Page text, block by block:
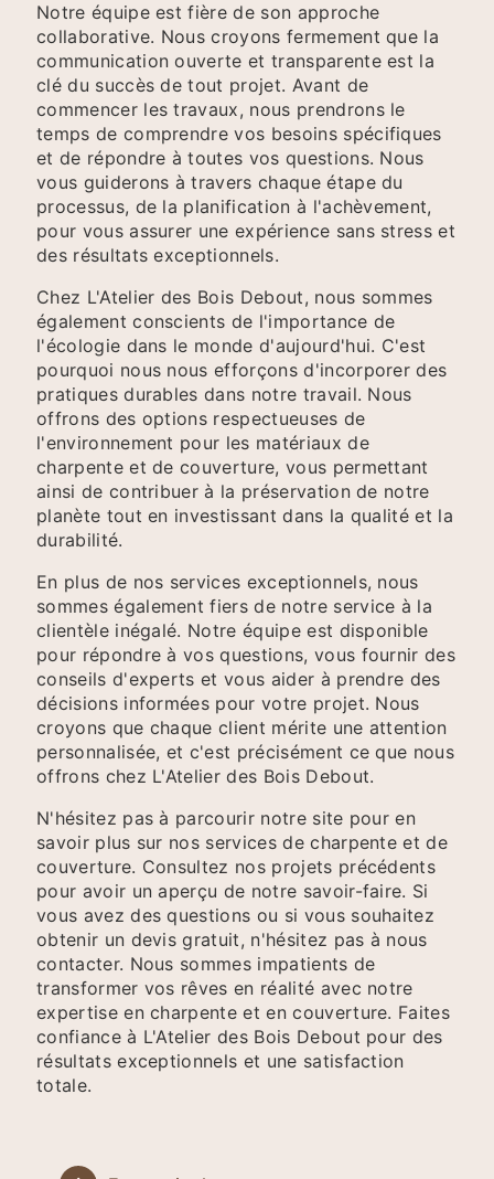
Notre équipe est fière de son approche
collaborative. Nous croyons fermement que la
communication ouverte et transparente est la
clé du succès de tout projet. Avant de
commencer les travaux, nous prendrons le
temps de comprendre vos besoins spécifiques
et de répondre à toutes vos questions. Nous
vous guiderons à travers chaque étape du
processus, de la planification à l'achèvement,
pour vous assurer une expérience sans stress et
des résultats exceptionnels.
Chez L'Atelier des Bois Debout, nous sommes
également conscients de l'importance de
l'écologie dans le monde d'aujourd'hui. C'est
pourquoi nous nous efforçons d'incorporer des
pratiques durables dans notre travail. Nous
offrons des options respectueuses de
l'environnement pour les matériaux de
charpente et de couverture, vous permettant
ainsi de contribuer à la préservation de notre
planète tout en investissant dans la qualité et la
durabilité.
En plus de nos services exceptionnels, nous
sommes également fiers de notre service à la
clientèle inégalé. Notre équipe est disponible
pour répondre à vos questions, vous fournir des
conseils d'experts et vous aider à prendre des
décisions informées pour votre projet. Nous
croyons que chaque client mérite une attention
personnalisée, et c'est précisément ce que nous
offrons chez L'Atelier des Bois Debout.
N'hésitez pas à parcourir notre site pour en
savoir plus sur nos services de charpente et de
couverture. Consultez nos projets précédents
pour avoir un aperçu de notre savoir-faire. Si
vous avez des questions ou si vous souhaitez
obtenir un devis gratuit, n'hésitez pas à nous
contacter. Nous sommes impatients de
transformer vos rêves en réalité avec notre
expertise en charpente et en couverture. Faites
confiance à L'Atelier des Bois Debout pour des
résultats exceptionnels et une satisfaction
totale.